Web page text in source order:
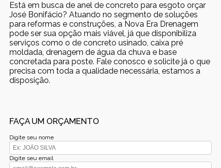
Está em busca de anel de concreto para esgoto orçar
José Bonifácio? Atuando no segmento de soluções
para reformas e construções, a Nova Era Drenagem
pode ser sua opção mais viável, já que disponibiliza
serviços como o de concreto usinado, caixa pré
moldada, drenagem de água da chuva e base
concretada para poste. Fale conosco e solicite já o que
precisa com toda a qualidade necessária, estamos a
disposição.
FAÇA UM ORÇAMENTO
Digite seu nome
Digite seu email